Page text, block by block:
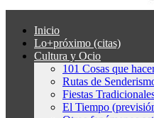
Inicio
Lo+próximo (citas)
Cultura y Ocio
101 Cosas que
Rutas de
Fiestas
El Tiempo